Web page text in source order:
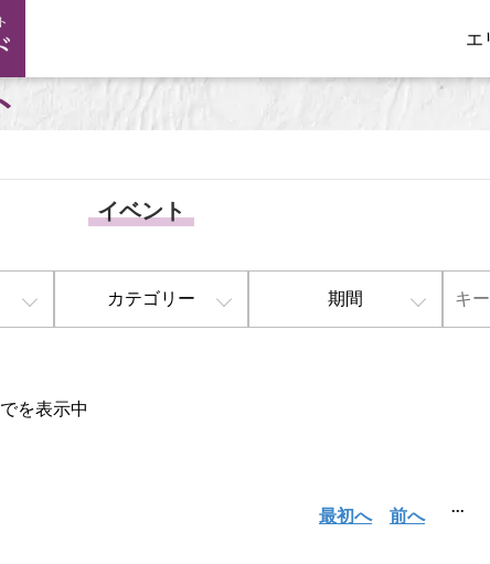
エ
イベント
カテゴリー 期間
を表示中
最初へ 前へ ...